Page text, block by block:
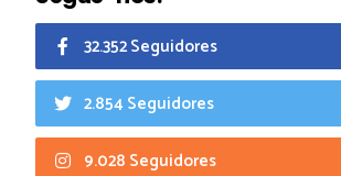
32.352 Seguidores
2.854 Seguidores
9.028 Seguidores